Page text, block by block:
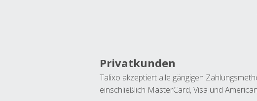
Privatkunden
Talixo akzeptiert alle gängigen
einschließlich MasterCard, Visa und